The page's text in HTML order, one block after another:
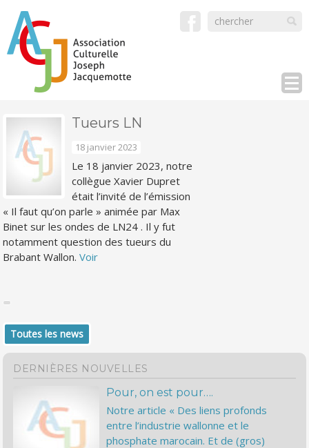
Tueurs LN
18 janvier 2023
Le 18 janvier 2023, notre
collègue Xavier Dupret
était l’invité de l’émission
« Il faut qu’on parle » animée par Max
Binet sur les ondes de LN24 . Il y fut
notamment question des tueurs du
Brabant Wallon.Voir
Toutes les news
DERNIÈRES NOUVELLES
Pour, on est pour….
Notre article « Des liens profonds
entre l’industrie wallonne et le
phosphate marocain. Et de (gros)